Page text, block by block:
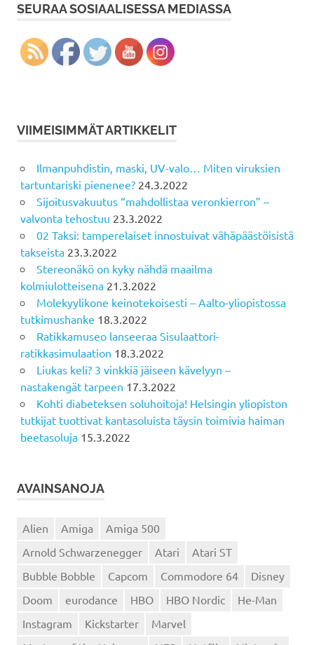
SEURAA SOSIAALISESSA MEDIASSA
VIIMEISIMMÄT ARTIKKELIT
Ilmanpuhdistin, maski, UV-valo… Miten viruksien
tartuntariski pienenee? 24.3.2022
Sijoitusvakuutus “mahdollistaa veronkierron” –
valvonta tehostuu 23.3.2022
02 Taksi: tamperelaiset innostuivat vähäpäästöisistä
takseista 23.3.2022
Stereonäkö on kyky nähdä maailma
kolmiulotteisena 21.3.2022
Molekyylikone keinotekoisesti – Aalto-yliopistossa
tutkimushanke 18.3.2022
Ratikkamuseo lanseeraa Sisulaattori-
ratikkasimulaation 18.3.2022
Liukas keli? 3 vinkkiä jäiseen kävelyyn –
nastakengät tarpeen 17.3.2022
Kohti diabeteksen soluhoitoja! Helsingin yliopiston
tutkijat tuottivat kantasoluista täysin toimivia haiman
beetasoluja 15.3.2022
AVAINSANOJA
Alien Amiga
Amiga 500
Arnold Schwarzenegger
Atari
Atari ST
Bubble Bobble
Capcom Commodore 64
Disney
Doom
eurodance HBO HBO Nordic
He-Man
Instagram
Kickstarter
Marvel